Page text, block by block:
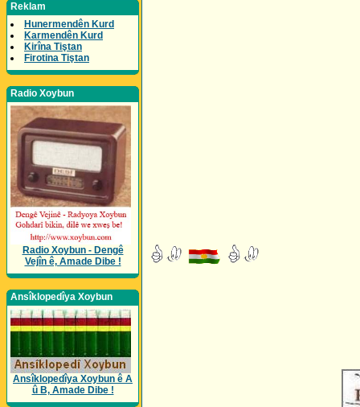
Reklam
Hunermendên Kurd
Karmendên Kurd
Kirîna Tiştan
Firotina Tiştan
Radio Xoybun
Radio Xoybun - Dengê
Vejîn ê, Amade Dibe !
Ansîklopedîya Xoybun
Ansîklopedîya Xoybun ê A
û B, Amade Dibe !